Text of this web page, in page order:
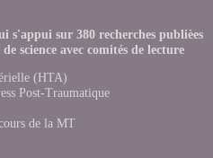
sur 380 recherches publièes
science avec comités de lecture
(HTA)
Post-Traumatique
de la MT